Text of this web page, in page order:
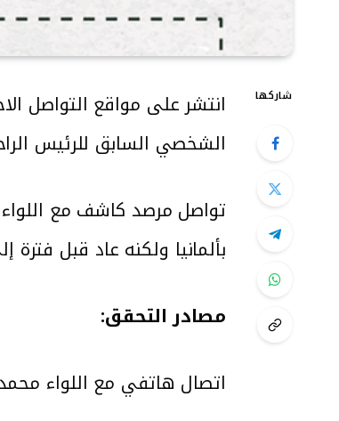
شاركها
الشخصي السابق للرئيس
تواصل مرصد كاشف مع اللواء
بألمانيا ولكنه عاد قبل فترة
مصادر التحقق:
اتصال هاتفي مع اللواء